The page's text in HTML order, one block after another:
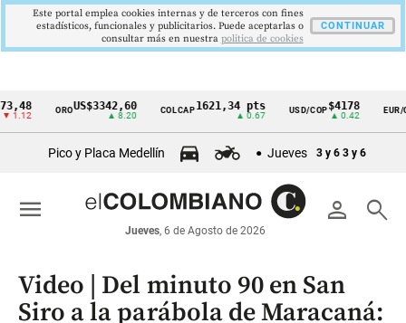
Cintillo
económicos
Colombia
ORO US$3342,60 COLCAP1621,34 pts USD/COP$4178
▲ 0.42
EUR/COP
▼
Pico y Placa Medellín Jueves 3 y 6 3 y 6
person search
Jueves, 6 de Agosto de 2026
menu
Video | Del minuto 90 en San
Siro a la parábola de Maracaná:
Este portal emplea cookies internas y de terceros con fines
estadísticos, funcionales y publicitarios. Puede aceptarlas o
consultar más en nuestra politica de cookies
CONTINUAR